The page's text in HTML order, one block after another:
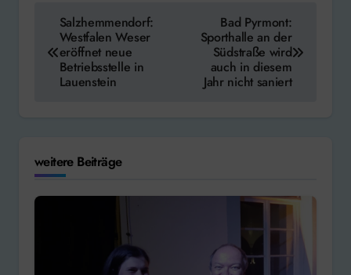
Beitragsnavigation
Salzhemmendorf:
Westfalen Weser
eröffnet neue
Betriebsstelle in
Lauenstein
Bad Pyrmont:
Sporthalle an der
Südstraße wird
auch in diesem
Jahr nicht saniert
weitere Beiträge